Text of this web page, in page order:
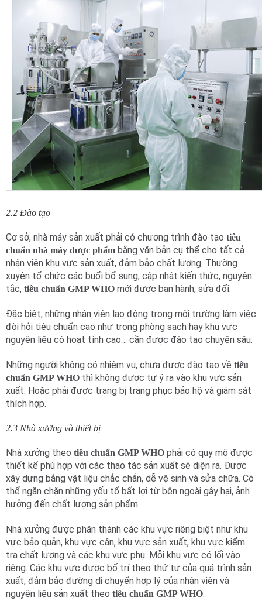
2.2 Đào tạo
Cơ sở, nhà máy sản xuất phải có chương trình đào tạo tiêu
chuẩn nhà máy dược phẩm bằng văn bản cụ thể cho tất cả
nhân viên khu vực sản xuất, đảm bảo chất lượng. Thường
xuyên tổ chức các buổi bổ sung, cập nhật kiến thức, nguyên
tắc, tiêu chuẩn GMP WHO mới được bạn hành, sửa đổi.
Đặc biệt, những nhân viên lao động trong môi trường làm việc
đòi hỏi tiêu chuẩn cao như trong phòng sạch hay khu vực
nguyên liệu có hoạt tính cao… cần được đào tạo chuyên sâu.
Những người không có nhiệm vụ, chưa được đào tạo về tiêu
chuẩn GMP WHO thì không được tự ý ra vào khu vực sản
xuất. Hoặc phải được trang bị trang phục bảo hộ và giám sát
thích hợp.
2.3 Nhà xưởng và thiết bị
Nhà xưởng theo tiêu chuẩn GMP WHO phải có quy mô được
thiết kế phù hợp với các thao tác sản xuất sẽ diện ra. Được
xây dựng bằng vật liệu chắc chắn, dễ vệ sinh và sửa chữa. Có
thể ngăn chặn những yếu tố bất lợi từ bên ngoài gây hại, ảnh
hưởng đến chất lượng sản phẩm.
Nhà xưởng được phân thành các khu vực riêng biệt như khu
vực bảo quản, khu vực cân, khu vực sản xuất, khu vực kiểm
tra chất lượng và các khu vực phụ. Mỗi khu vực có lối vào
riêng. Các khu vực được bố trí theo thứ tự của quá trình sản
xuất, đảm bảo đường di chuyển hợp lý của nhân viên và
nguyên liệu sản xuất theo tiêu chuẩn GMP WHO.